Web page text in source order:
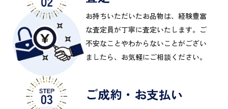
お持ちいただいたお品物は、経験豊富
な査定員が丁寧に査定いたします。ご
不安なことやわからないことがござい
ましたら、お気軽にご相談ください。
ご成約・お支払い